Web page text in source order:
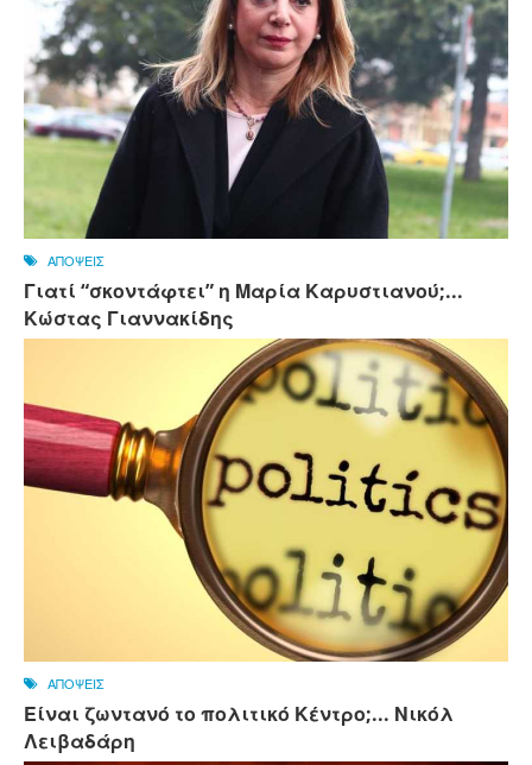
ΑΠΟΨΕΙΣ
Γιατί “σκοντάφτει” η Μαρία Καρυστιανού;...
Κώστας Γιαννακίδης
ΑΠΟΨΕΙΣ
Είναι ζωντανό το πολιτικό Κέντρο;... Νικόλ
Λειβαδάρη